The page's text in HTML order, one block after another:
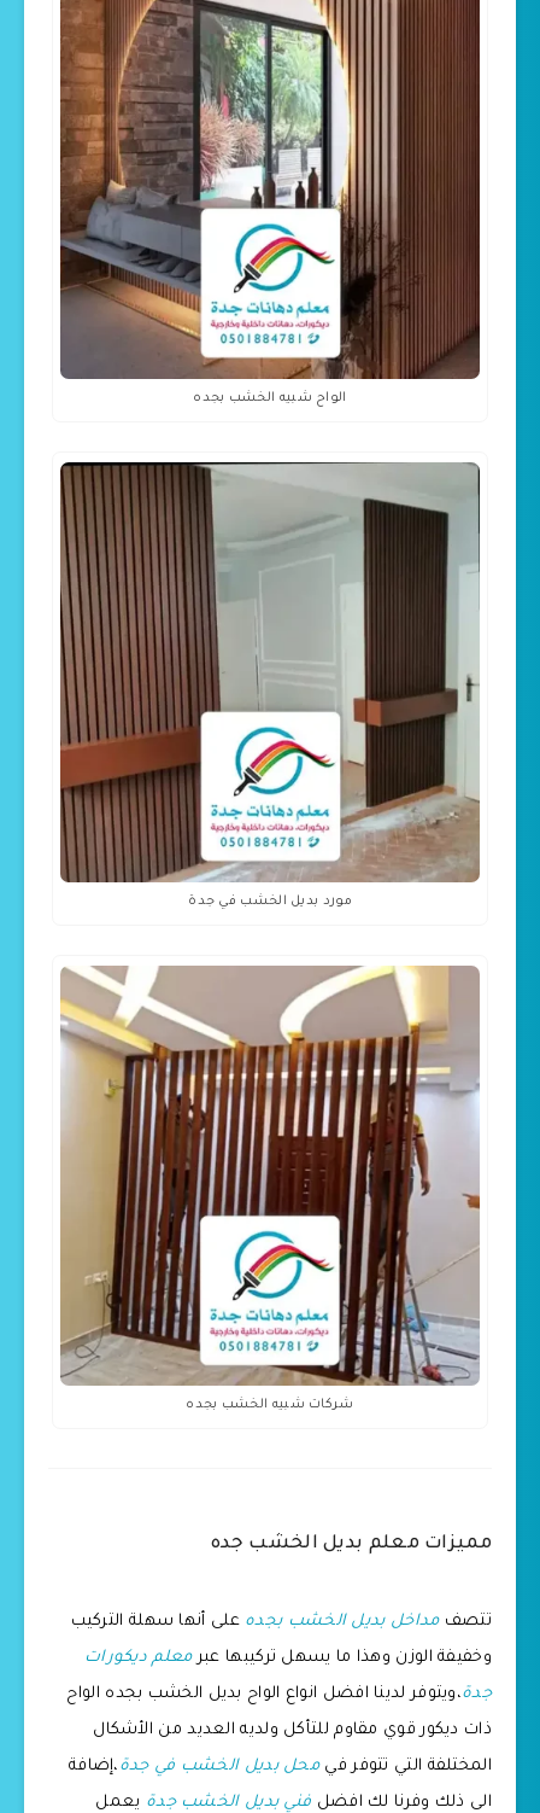
الواح شبيه الخشب بجده
مورد بديل الخشب في جدة
شركات شبيه الخشب بجده
مميزات معلم بديل الخشب جده
تتصفمداخل بديل الخشب بجده على أنها سهلة التركيب
وخفيفة الوزن وهذا ما يسهل تركيبها عبرمعلم ديكورات
جدة،ويتوفر لدينا افضل انواع الواح بديل الخشب بجده الواح
ذات ديكور قوي مقاوم للتأكل ولديه العديد من الأشكال
المختلفة التي تتوفر فيمحل بديل الخشب في جدة ،إضافة
الى ذلك وفرنا لك افضل فني بديل الخشب جدة يعمل